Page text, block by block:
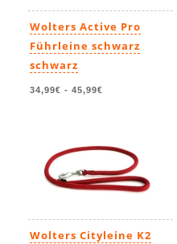
Wolters Active Pro
Führleine schwarz
schwarz
34,99€ - 45,99€
Wolters Cityleine K2